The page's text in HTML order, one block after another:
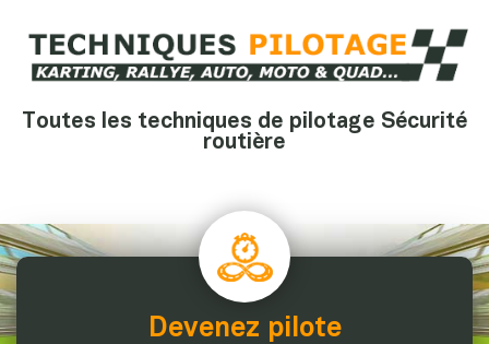
Toutes les techniques de pilotage Sécurité
routière
Devenez pilote